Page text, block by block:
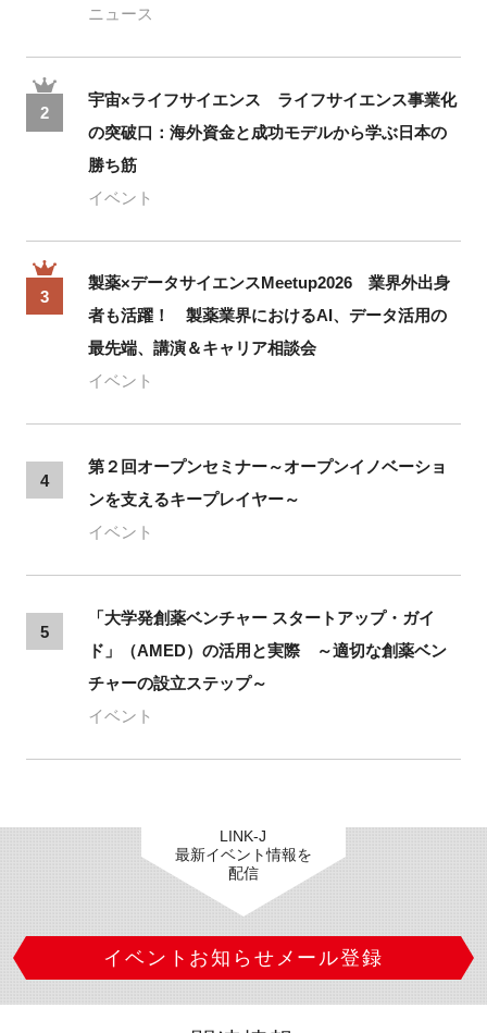
ニュース
2
宇宙×ライフサイエンス ライフサイエンス事業化
の突破口：海外資金と成功モデルから学ぶ日本の
勝ち筋
イベント
3
製薬×データサイエンスMeetup2026 業界外出身
者も活躍！ 製薬業界におけるAI、データ活用の
最先端、講演＆キャリア相談会
イベント
4
第２回オープンセミナー～オープンイノベーショ
ンを支えるキープレイヤー～
イベント
5
「大学発創薬ベンチャー スタートアップ・ガイ
ド」（AMED）の活用と実際 ～適切な創薬ベン
チャーの設立ステップ～
イベント
LINK-J
最新イベント情報を
配信
イベントお知らせメール登録